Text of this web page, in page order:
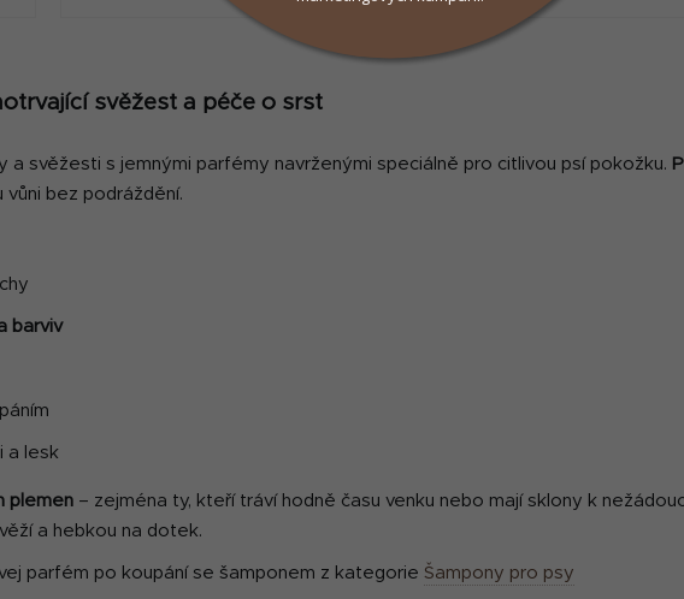
Relax ✅ Veterinární přípravek
schválený ÚSKVBL pod...
Clean ✅ Veterinární přípravek
schválený ÚSKVBL pod...
O
d
s
svěžest a péče o srst
svěžesti s jemnými parfémy navrženými speciálně pro citlivou psí pokožku.
vůni bez podráždění.
barviv
a lesk
plemen – zejména ty, kteří tráví hodně času venku nebo mají sklony k
a hebkou na dotek.
parfém po koupání se šamponem z kategorie Šampony pro psy